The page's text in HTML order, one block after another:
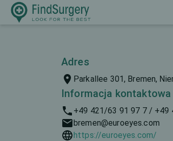
Adres
Parkallee 301, Bremen,
Informacja kontaktowa
+49 421/63 91 97 7 / +49
bremen@euroeyes.com
https://euroeyes.com/